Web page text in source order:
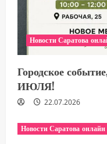
Новости Саратова
Городское
ИЮЛЯ!
22.07.2026
Новости Саратова онлайн